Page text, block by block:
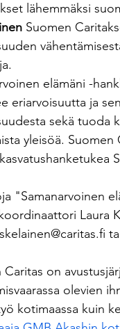
lähemmäksi
Suomen
elämäni -
eriarvoisuutta ja
sekä tuoda
yleisöä.
"Samanarvoinen
Laura
Caritas on
olevien
kotimaassa kuin